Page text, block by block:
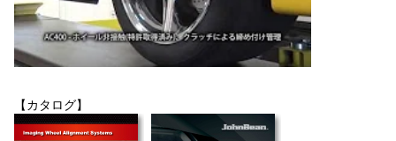
【カタログ】